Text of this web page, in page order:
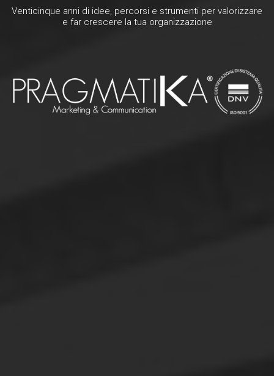
Venticinque anni di idee, percorsi e strumenti per valorizzare
e far crescere la tua organizzazione